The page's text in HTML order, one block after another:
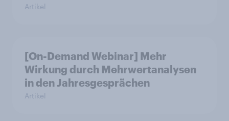
Artikel
[On-Demand Webinar] Mehr
Wirkung durch Mehrwertanalysen
in den Jahresgesprächen
Artikel